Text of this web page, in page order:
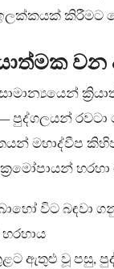
කිරීමට
සාමාන්‍යයෙන්
රවටා
මහාද්වීප
ක්‍රමෝපායන්
විට බඳවා
හරහාය
ඇතුළු වූ පසු,